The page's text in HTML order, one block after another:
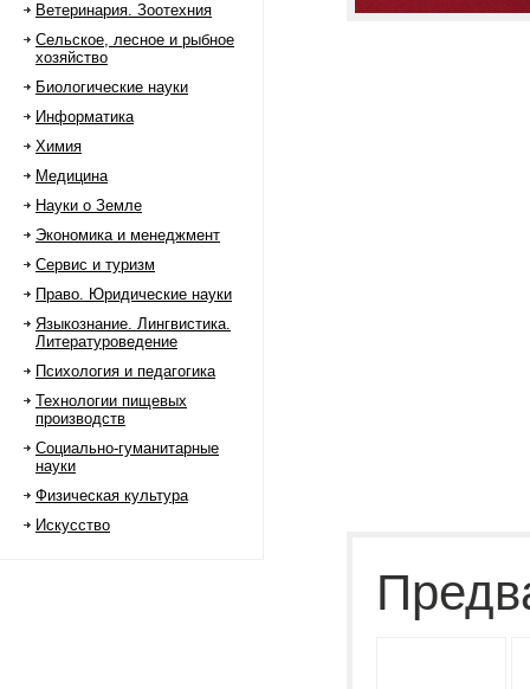
Ветеринария. Зоотехния
Сельское, лесное и рыбное
хозяйство
Биологические науки
Информатика
Химия
Медицина
Науки о Земле
Экономика и менеджмент
Сервис и туризм
Право. Юридические науки
Языкознание. Лингвистика.
Литературоведение
Психология и педагогика
Технологии пищевых
производств
Социально-гуманитарные
науки
Физическая культура
Искусство